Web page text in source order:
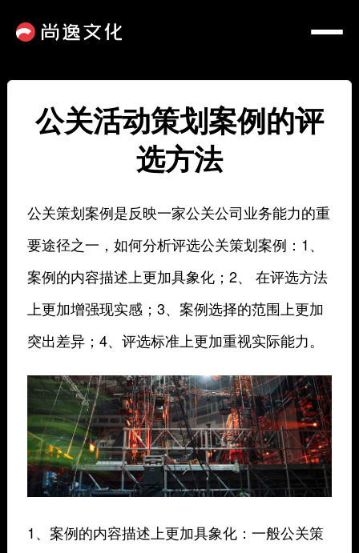
公关活动策划案例的评
选方法
公关策划案例是反映一家公关公司业务能力的重
要途径之一，如何分析评选公关策划案例：1、
案例的内容描述上更加具象化；2、 在评选方法
上更加增强现实感；3、案例选择的范围上更加
突出差异；4、评选标准上更加重视实际能力。
1、案例的内容描述上更加具象化：一般公关策